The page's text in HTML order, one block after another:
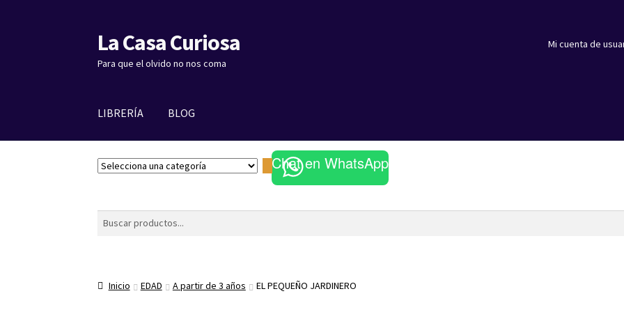
Ir
a
la
Ir
al
contenido
La Casa Curiosa
Para que el olvido no nos coma
Mi cuenta de
LIBRERÍA BLOG
S
e
n
Chat en WhatsApp
Buscar
Inicio EDAD A partir de 3 años EL PEQUEÑO JARDINERO